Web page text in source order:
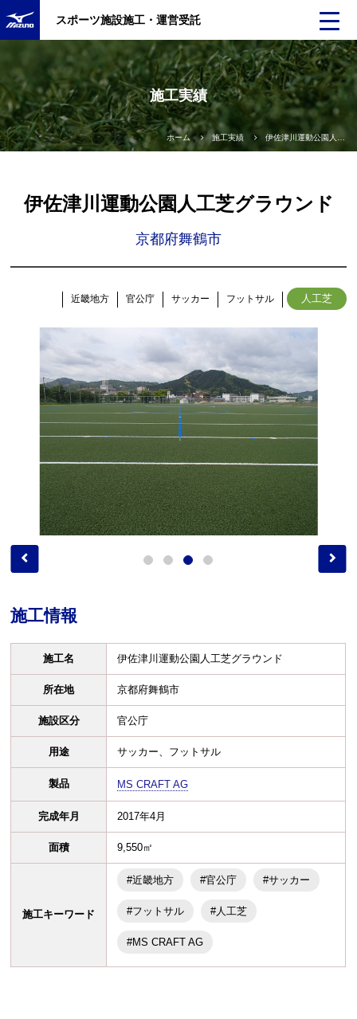
スポーツ施設施工・運営受託
施工実績
ホーム 施工実績
伊佐津川運動公園人工芝グラウンド
京都府舞鶴市
近畿地方 官公庁 サッカー フットサル 人工芝
施工情報
施工名 伊佐津川運動公園人工芝グラウンド
所在地 京都府舞鶴市
施設区分 官公庁
用途 サッカー、フットサル
製品 MS CRAFT AG
完成年月 2017年4月
面積 9,550㎡
施工キーワード
#近畿地方 #官公庁 #サッカー
#フットサル #人工芝
#MS CRAFT AG